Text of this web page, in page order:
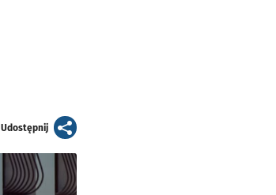
Udostępnijartykuł